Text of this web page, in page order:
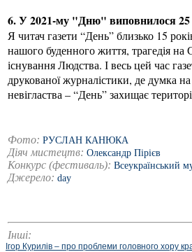
6. У 2021-му "Дню" виповнилося 25
Я читач газети “День” близько 15
нашого буденного життя, трагедія на
існування Людства. І весь цей час
друкованої журналістики, де думка
невігластва – “День” захищає
Фото: РУСЛАН КАНЮКА
Діяч мистецтв: Олександр Пірієв
Конкурс (фестиваль): Всеукраїнський
Джерело: day
Інші:
Ігор Курилів – про проблеми головного хору